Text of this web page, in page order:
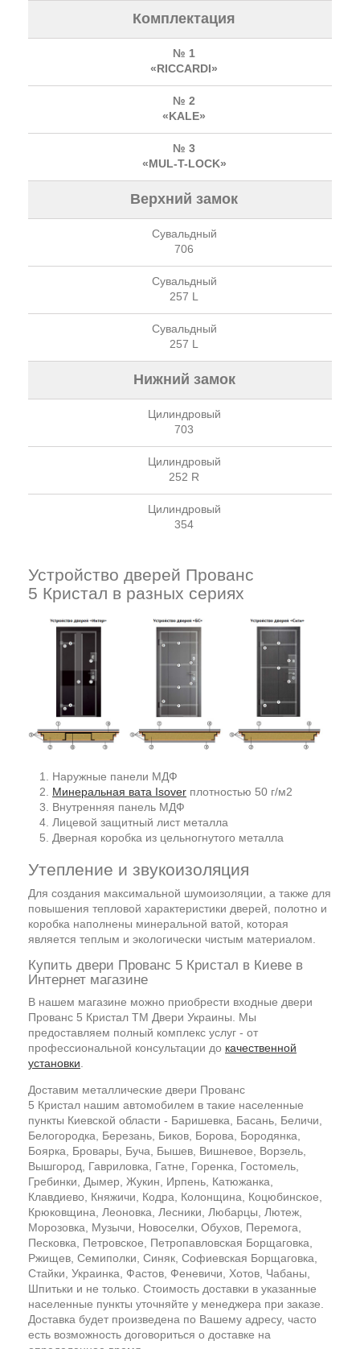
Комплектация
№ 1
«RICCARDI»
№ 2
«KALE»
№ 3
«MUL-T-LOCK»
Верхний замок
Сувальдный
706
Сувальдный
257 L
Сувальдный
257 L
Нижний замок
Цилиндровый
703
Цилиндровый
252 R
Цилиндровый
354
Устройство дверей Прованс
5 Кристал в разных сериях
Наружные панели МДФ
Минеральная вата Isover плотностью 50 г/м2
Внутренняя панель МДФ
Лицевой защитный лист металла
Дверная коробка из цельногнутого металла
Утепление и звукоизоляция
Для создания максимальной шумоизоляции, а также для
повышения тепловой характеристики дверей, полотно и
коробка наполнены минеральной ватой, которая
является теплым и экологически чистым материалом.
Купить двери Прованс 5 Кристал в Киеве в
Интернет магазине
В нашем магазине можно приобрести входные двери
Прованс 5 Кристал ТМ Двери Украины. Мы
предоставляем полный комплекс услуг - от
профессиональной консультации до качественной
установки.
Доставим металлические двери Прованс
5 Кристал нашим автомобилем в такие населенные
пункты Киевской области - Баришевка, Басань, Беличи,
Белогородка, Березань, Биков, Борова, Бородянка,
Боярка, Бровары, Буча, Бышев, Вишневое, Ворзель,
Вышгород, Гавриловка, Гатне, Горенка, Гостомель,
Гребинки, Дымер, Жукин, Ирпень, Катюжанка,
Клавдиево, Княжичи, Кодра, Колонщина, Коцюбинское,
Крюковщина, Леоновка, Лесники, Любарцы, Лютеж,
Морозовка, Музычи, Новоселки, Обухов, Перемога,
Песковка, Петровское, Петропавловская Борщаговка,
Ржищев, Семиполки, Синяк, Софиевская Борщаговка,
Стайки, Украинка, Фастов, Феневичи, Хотов, Чабаны,
Шпитьки и не только. Стоимость доставки в указанные
населенные пункты уточняйте у менеджера при заказе.
Доставка будет произведена по Вашему адресу, часто
есть возможность договориться о доставке на